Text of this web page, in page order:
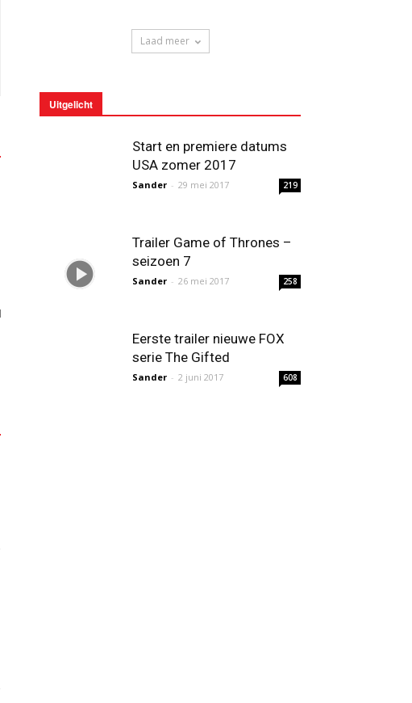
Laad meer
Uitgelicht
Start en premiere datums
USA zomer 2017
Sander - 29 mei 2017 219
Trailer Game of Thrones –
seizoen 7
Sander - 26 mei 2017 258
Eerste trailer nieuwe FOX
serie The Gifted
Sander - 2 juni 2017 608